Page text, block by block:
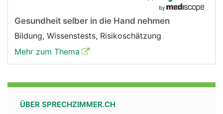
Gesundheit selber in die Hand nehmen
Bildung, Wissenstests, Risikoschätzung
Mehr zum Thema
ÜBER SPRECHZIMMER.CH